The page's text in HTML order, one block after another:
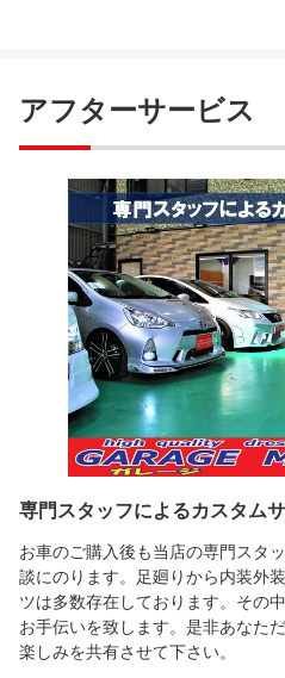
アフターサービス
専門スタッフによるカスタム
お車のご購入後も当店の専門スタ
談にのります。足廻りから内装外
ツは多数存在しております。その
お手伝いを致します。是非あなた
楽しみを共有させて下さい。